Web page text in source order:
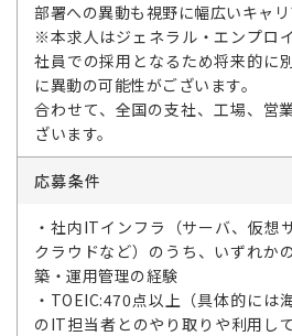
部署への異動も視野に幅広いキャリ
※本求人はジェネラル・エンプロ
社員での採用となるため将来的に
に異動の可能性がございます。
合わせて、全国の支社、工場、営
ざいます。
応募条件
・社内ITインフラ（サーバ、仮想
クラウドなど）のうち、いずれか
築・運用管理の経験
・TOEIC:470点以上（具体的には
のIT担当者とのやり取りや利用し